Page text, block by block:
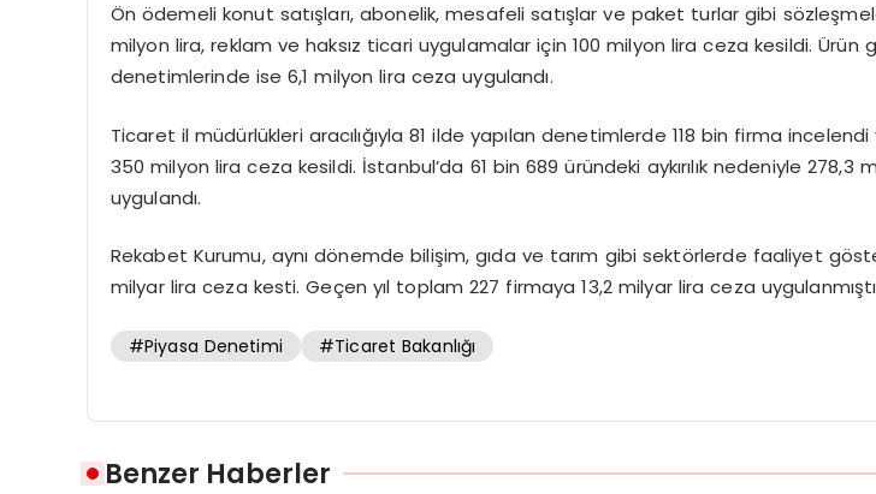
Ön ödemeli konut satışları, abonelik, mesafeli satışlar ve paket turlar gibi
milyon lira, reklam ve haksız ticari uygulamalar için 100 milyon lira ceza kesildi. Ürün
denetimlerinde ise 6,1 milyon lira ceza uygulandı.
Ticaret il müdürlükleri aracılığıyla 81 ilde yapılan denetimlerde 118 bin firma
350 milyon lira ceza kesildi. İstanbul’da 61 bin 689 üründeki aykırılık nedeniyle 278,3
uygulandı.
Rekabet Kurumu, aynı dönemde bilişim, gıda ve tarım gibi sektörlerde faaliyet
milyar lira ceza kesti. Geçen yıl toplam 227 firmaya 13,2 milyar lira ceza
#Piyasa Denetimi #Ticaret Bakanlığı
Benzer Haberler